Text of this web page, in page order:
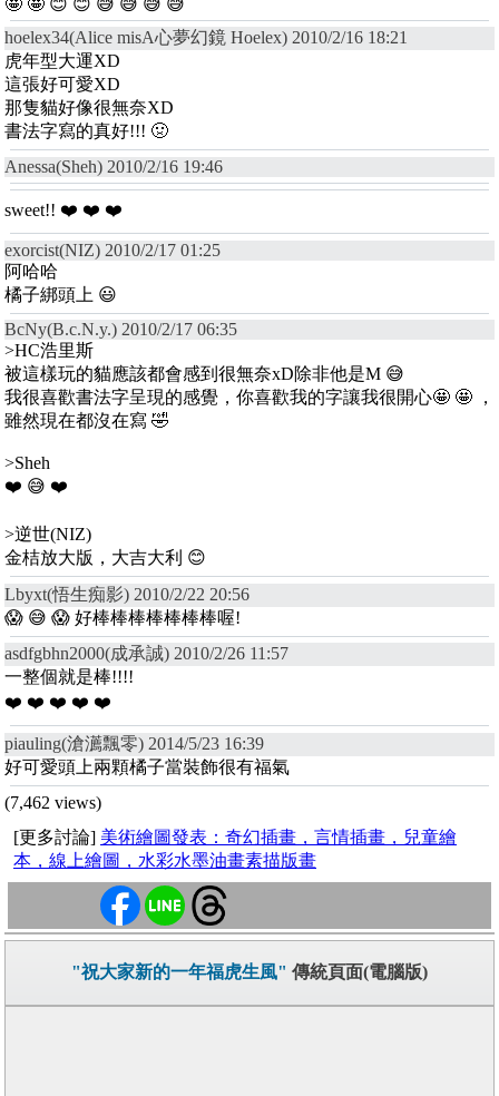
hoelex34(Alice misA心夢幻鏡 Hoelex) 2010/2/16 18:21
虎年型大運XD
這張好可愛XD
那隻貓好像很無奈XD
書法字寫的真好!!! 🤢
Anessa(Sheh) 2010/2/16 19:46
sweet!! ❤️ ❤️ ❤️
exorcist(NIZ) 2010/2/17 01:25
阿哈哈
橘子綁頭上 😃
BcNy(B.c.N.y.) 2010/2/17 06:35
>HC浩里斯
被這樣玩的貓應該都會感到很無奈xD除非他是M 😅
我很喜歡書法字呈現的感覺，你喜歡我的字讓我很開心🤩 🤩 ，
雖然現在都沒在寫 🤣
>Sheh
❤️ 😅 ❤️
>逆世(NIZ)
金桔放大版，大吉大利 😊
Lbyxt(悟生痴影) 2010/2/22 20:56
😱 😅 😱 好棒棒棒棒棒棒棒喔!
asdfgbhn2000(成承誠) 2010/2/26 11:57
一整個就是棒!!!!
❤️ ❤️ ❤️ ❤️ ❤️
piauling(滄瀳飄零) 2014/5/23 16:39
好可愛頭上兩顆橘子當裝飾很有福氣
(7,462 views)
[更多討論] 美術繪圖發表：奇幻插畫，言情插畫，兒童繪
本，線上繪圖，水彩水墨油畫素描版畫
"祝大家新的一年福虎生風" 傳統頁面(電腦版)